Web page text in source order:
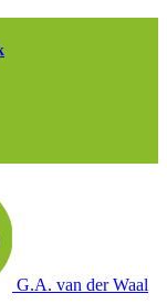
G.A. van der Waal